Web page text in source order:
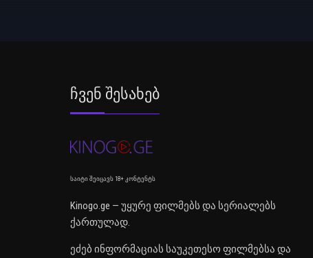
Ჩვენ Შესახებ
საიტი შეიცავს 18+ კონტენტს
Kinogo.ge — უყურე ფილმებს და სერიალებს
ქართულად.
ეძებ ინფორმაციას საუკეთესო ფილმებსა და